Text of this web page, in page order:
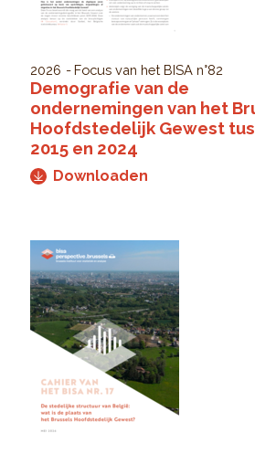
2026 Focus van het BISA n°82
Demografie van de
ondernemingen van het
Hoofdstedelijk Gewest
2015 en 2024
Downloaden